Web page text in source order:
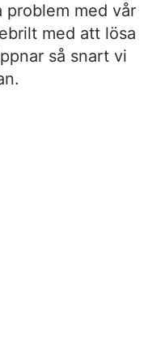
med vår
med att lösa
så snart vi